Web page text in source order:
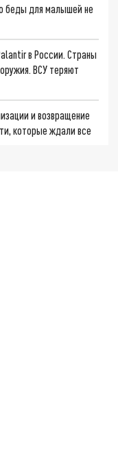
беды для малышей не
в России. Страны
ВСУ теряют
и возвращение
которые ждали все